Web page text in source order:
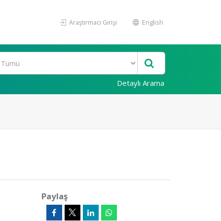
Araştırmacı Girişi English
Detaylı Arama
Paylaş